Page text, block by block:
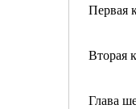
Первая
Вторая
Глава